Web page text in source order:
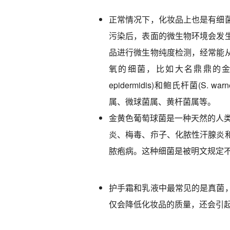
正常情况下，化妆品上也是有细
污染后，表面的微生物环境会发
品进行微生物纯度检测，经常能
氧的细菌，比如大名鼎鼎的
epidermidis)和鲍氏杆菌(S.
属、微球菌属、黄杆菌属等。
金黄色葡萄球菌是一种天然的人
炎、梅毒、疖子、化脓性汗腺炎
脓疱病。这种细菌是被明文规定
护手霜和乳液中最常见的是真菌
仅会降低化妆品的质量，还会引